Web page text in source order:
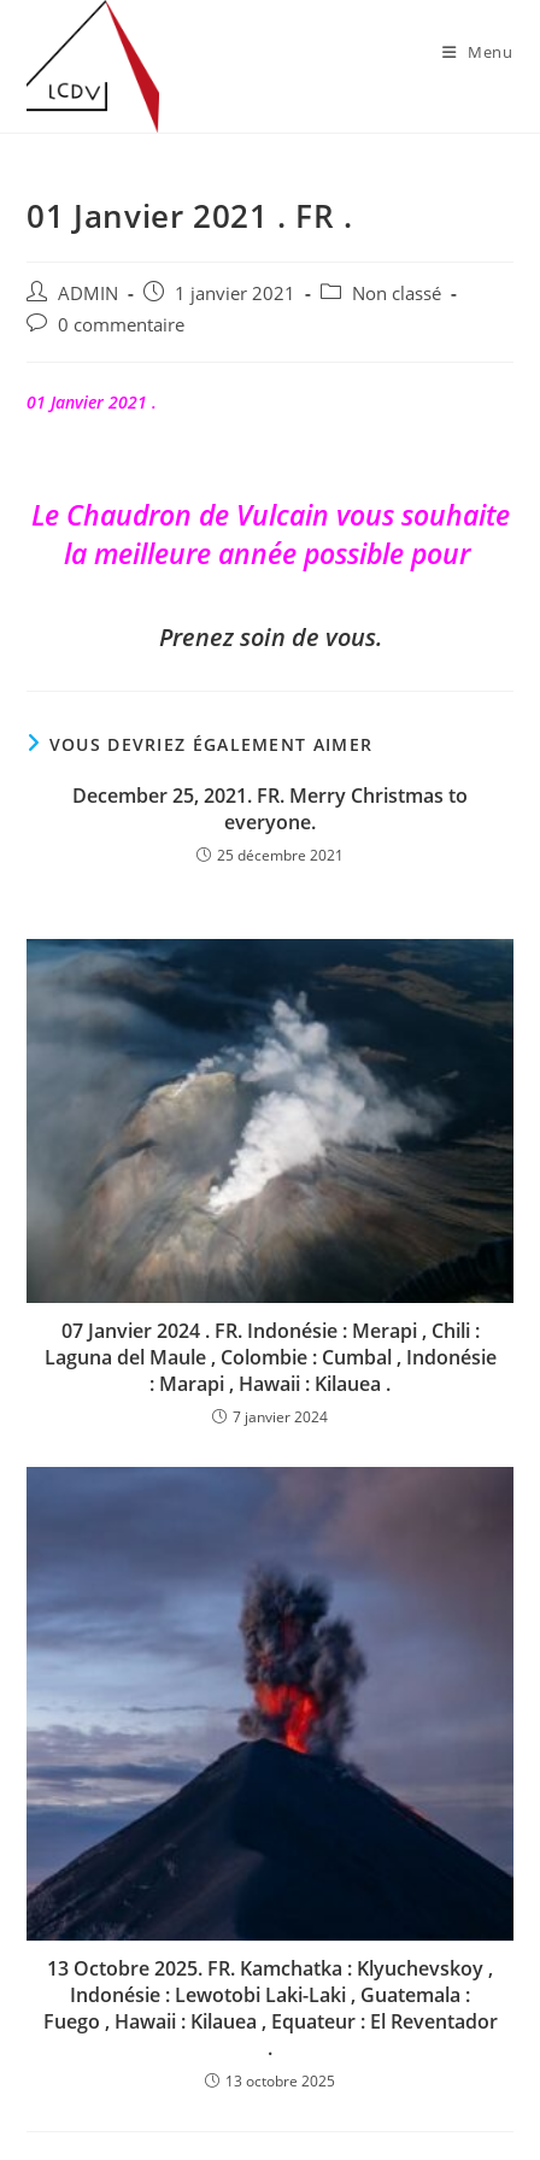
content
Menu
01 Janvier 2021 . FR .
Auteur/autrice
de
ADMIN
Publication
publiée :
1 janvier 2021
PostNon classé
Commentaires
publication :
0 commentaire
01 Janvier 2021 .
Le Chaudron de Vulcain vous souhaite
la meilleure année possible pour
Prenez soin de vous.
VOUS DEVRIEZ ÉGALEMENT AIMER
December 25, 2021. FR. Merry Christmas to
everyone.
25 décembre 2021
07 Janvier 2024 . FR. Indonésie : Merapi , Chili :
Laguna del Maule , Colombie : Cumbal , Indonésie
: Marapi , Hawaii : Kilauea .
7 janvier 2024
13 Octobre 2025. FR. Kamchatka : Klyuchevskoy ,
Indonésie : Lewotobi Laki-Laki , Guatemala :
Fuego , Hawaii : Kilauea , Equateur : El Reventador
.
13 octobre 2025